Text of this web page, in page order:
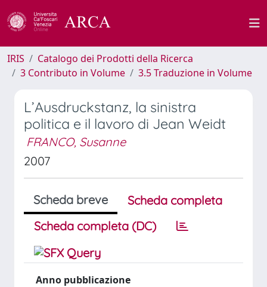
IRIS
Catalogo dei Prodotti della Ricerca
3 Contributo in Volume
3.5 Traduzione in Volume
L’Ausdruckstanz, la sinistra
politica e il lavoro di Jean Weidt
FRANCO, Susanne
2007
Scheda breve
Scheda completa
Scheda completa (DC)
Anno pubblicazione